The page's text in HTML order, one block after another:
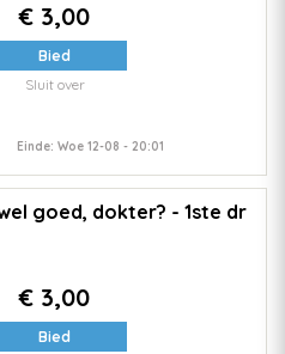
€ 3,00
Bied
Sluit over
Einde: Woe 12-08 - 20:01
goed, dokter? - 1ste dr
€ 3,00
Bied